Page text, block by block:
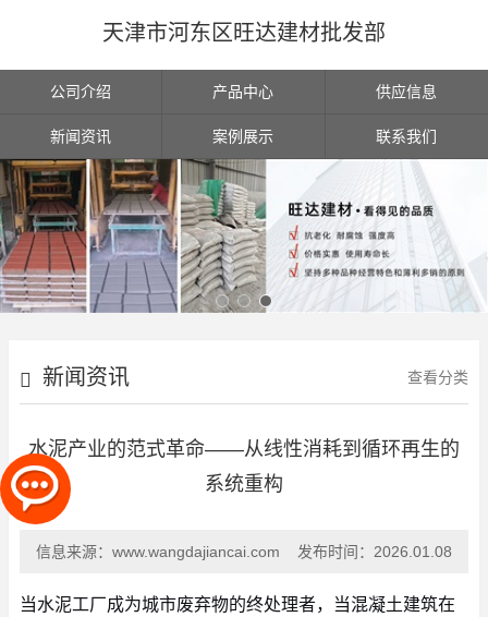
天津市河东区旺达建材批发部
公司介绍 产品中心 供应信息
新闻资讯 案例展示 联系我们
新闻资讯 查看分类
水泥产业的范式革命——从线性消耗到循环再生的
系统重构
信息来源： www.wangdajiancai.com 发布时间： 2026.01.08
当水泥工厂成为城市废弃物的终处理者，当混凝土建筑在